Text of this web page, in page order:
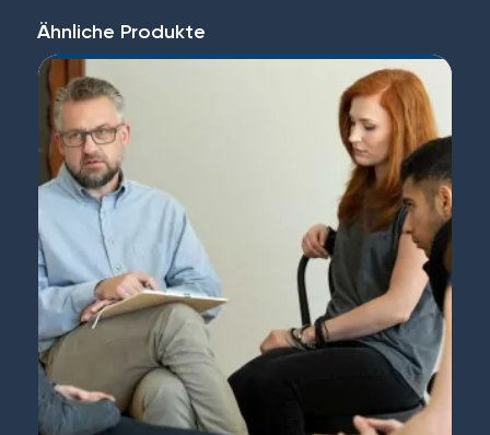
Ähnliche Produkte